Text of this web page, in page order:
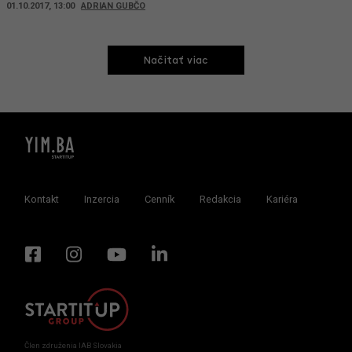
01.10.2017, 13:00 ADRIAN GUBČO
Načitať viac
Kontakt Inzercia Cenník Redakcia Kariéra
Člen združenia IAB Slovakia